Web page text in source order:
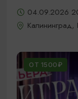
04.09.2026
Калининград,
ОТ 1500₽